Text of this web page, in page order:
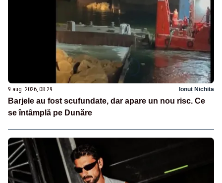
9 aug. 2026, 08:29 Ionuț Nichita
Barjele au fost scufundate, dar apare un nou risc. Ce
se întâmplă pe Dunăre